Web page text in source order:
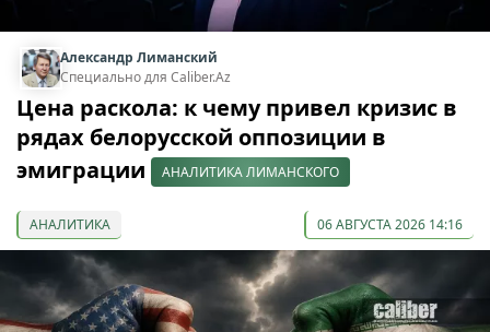
Александр Лиманский
Специально для Caliber.Az
Цена раскола: к чему привел кризис в
рядах белорусской оппозиции в
эмиграции
АНАЛИТИКА ЛИМАНСКОГО
АНАЛИТИКА 06 АВГУСТА 2026 14:16